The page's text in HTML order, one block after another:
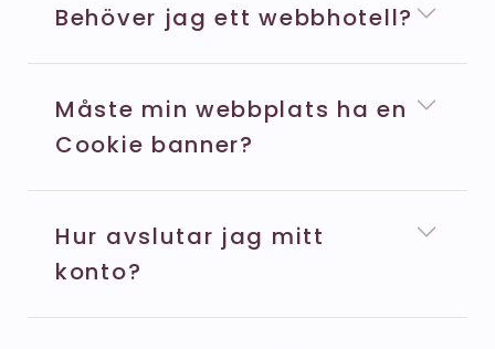
Behöver jag ett webbhotell?
Måste min webbplats ha en
Cookie banner?
Hur avslutar jag mitt
konto?